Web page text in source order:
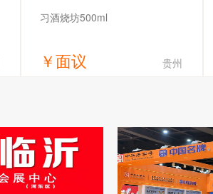
习酒烧坊500ml
￥面议 贵州